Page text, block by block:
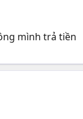
mình trả tiền